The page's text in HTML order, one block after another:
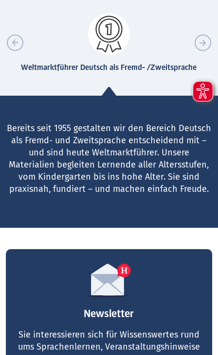
Weltmarktführer Deutsch als Fremd- /Zweitsprache
Bereits seit 1955 gestalten wir den Bereich Deutsch
als Fremd- und Zweitsprache entscheidend mit –
und sind heute Weltmarktführer. Unsere
Materialien begleiten Lernende aller Altersstufen,
vom Kindergarten bis ins hohe Alter. Sie sind
praxisnah, fundiert – und machen einfach Freude.
Newsletter
Sie interessieren sich für Wissenswertes rund
ums Sprachenlernen, Veranstaltungshinweise